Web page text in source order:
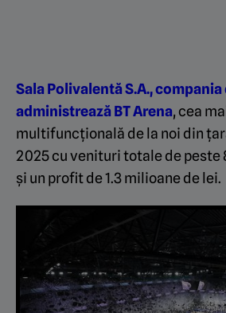
Sala Polivalentă S.A., compania
administrează BT Arena, cea
multifuncțională de la noi din
2025 cu venituri totale de peste
și un profit de 1.3 milioane de lei.